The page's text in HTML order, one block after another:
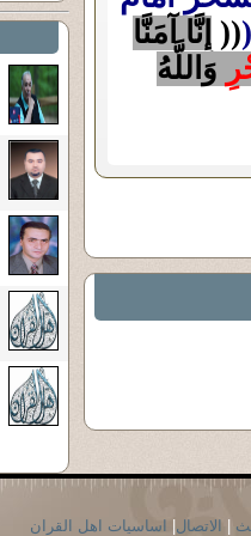
(( إِنَّا آمَنَّا
وَاللَّهُ
الاتصال اساسيات اهل القران